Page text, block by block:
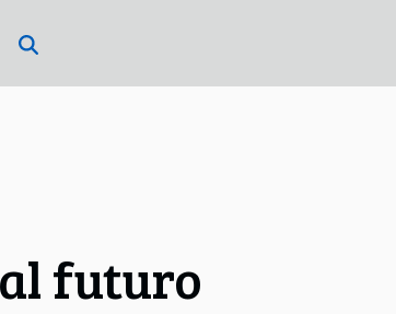
futuro